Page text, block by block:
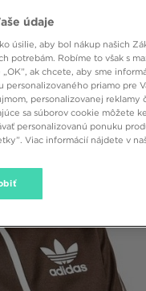
údaje
úsilie, aby bol nákup našich
potrebám. Robíme to však s
ak chcete, aby sme
personalizovaného priamo pre
personalizovanej
sa súborov cookie môžete
personalizovanú ponuku
Viac informácií nájdete v